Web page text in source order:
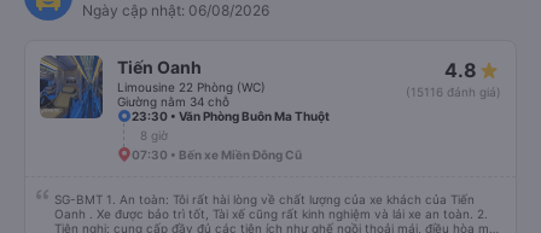
Ngày cập nhật: 06/08/2026
Tiến Oanh
Limousine 22 Phòng (WC)
Giường nằm 34 chỗ
4.8
(15116 đánh giá)
23:30 • Văn Phòng Buôn Ma Thuột
8 giờ
07:30 • Bến xe Miền Đông Cũ
SG-BMT 1. An toàn: Tôi rất hài lòng về chất lượng của xe khách của Tiến
Oanh . Xe được bảo trì tốt, Tài xế cũng rất kinh nghiệm và lái xe an toàn. 2.
Tiện nghi: cung cấp đầy đủ các tiện ích như ghế ngồi thoải mái, điều hòa mát